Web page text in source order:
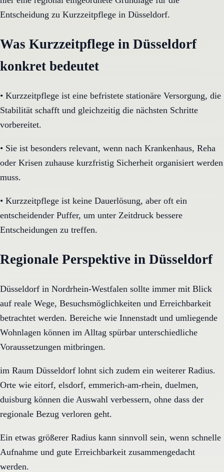
Entscheidung zu Kurzzeitpflege in Düsseldorf.
Was Kurzzeitpflege in Düsseldorf
konkret bedeutet
• Kurzzeitpflege ist eine befristete stationäre Versorgung, die
Stabilität schafft und gleichzeitig die nächsten Schritte
vorbereitet.
• Sie ist besonders relevant, wenn nach Krankenhaus, Reha
oder Krisen zuhause kurzfristig Sicherheit organisiert werden
muss.
• Kurzzeitpflege ist keine Dauerlösung, aber oft ein
entscheidender Puffer, um unter Zeitdruck bessere
Entscheidungen zu treffen.
Regionale Perspektive in Düsseldorf
Düsseldorf in Nordrhein-Westfalen sollte immer mit Blick
auf reale Wege, Besuchsmöglichkeiten und Erreichbarkeit
betrachtet werden. Bereiche wie Innenstadt und umliegende
Wohnlagen können im Alltag spürbar unterschiedliche
Voraussetzungen mitbringen.
im Raum Düsseldorf lohnt sich zudem ein weiterer Radius.
Orte wie eitorf, elsdorf, emmerich-am-rhein, duelmen,
duisburg können die Auswahl verbessern, ohne dass der
regionale Bezug verloren geht.
Ein etwas größerer Radius kann sinnvoll sein, wenn schnelle
Aufnahme und gute Erreichbarkeit zusammengedacht
werden.